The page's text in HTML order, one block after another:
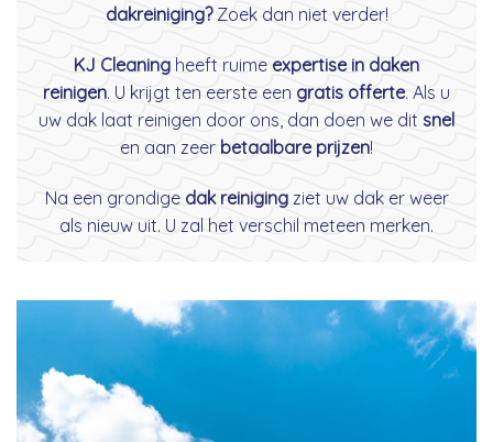
dakreiniging?Zoek dan niet verder!
KJ Cleaning heeft ruime expertise in daken
reinigen. U krijgt ten eerste een gratis offerte. Als u
uw dak laat reinigen door ons, dan doen we dit snel
en aan zeer betaalbare prijzen!
Na een grondige dak reinigingziet uw dak er weer
als nieuw uit. U zal het verschil meteen merken.